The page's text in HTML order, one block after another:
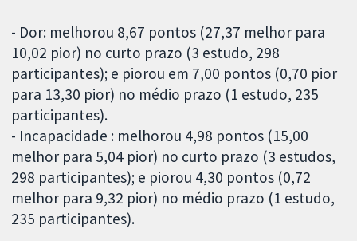
- Dor: melhorou 8,67 pontos (27,37 melhor para
10,02 pior) no curto prazo (3 estudo, 298
participantes); e piorou em 7,00 pontos (0,70 pior
para 13,30 pior) no médio prazo (1 estudo, 235
participantes).
- Incapacidade : melhorou 4,98 pontos (15,00
melhor para 5,04 pior) no curto prazo (3 estudos,
298 participantes); e piorou 4,30 pontos (0,72
melhor para 9,32 pior) no médio prazo (1 estudo,
235 participantes).